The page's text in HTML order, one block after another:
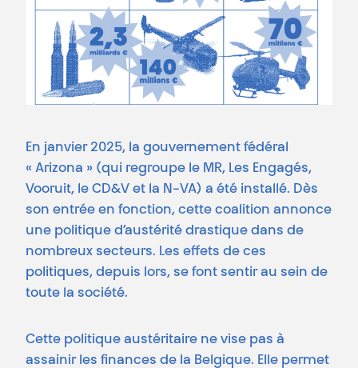
En janvier 2025, la gouvernement fédéral
« Arizona » (qui regroupe le MR, Les Engagés,
Vooruit, le CD&V et la N-VA) a été installé. Dès
son entrée en fonction, cette coalition annonce
une politique d’austérité drastique dans de
nombreux secteurs. Les effets de ces
politiques, depuis lors, se font sentir au sein de
toute la société.
Cette politique austéritaire ne vise pas à
assainir les finances de la Belgique. Elle permet